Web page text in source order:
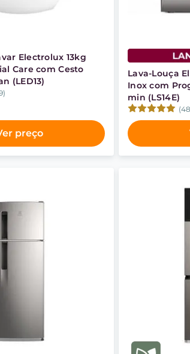
Electrolux 13kg
Care com Cesto
(LED13)
preço
Lava-Louça
Inox com
min (LS14E)